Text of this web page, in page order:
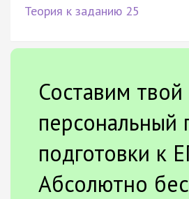
Теория к заданию 25
Составим твой
персональный
подготовки к
Абсолютно